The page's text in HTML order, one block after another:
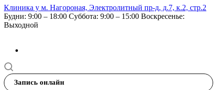
Клиника у м. Нагороная, Электролитный пр-д, д.7, к.2, стр.2
Будни: 9:00 – 18:00 Суббота: 9:00 – 15:00 Воскресенье:
Выходной
Запись онлайн